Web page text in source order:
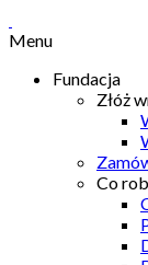
Menu
Fundacja
Złóż
Co